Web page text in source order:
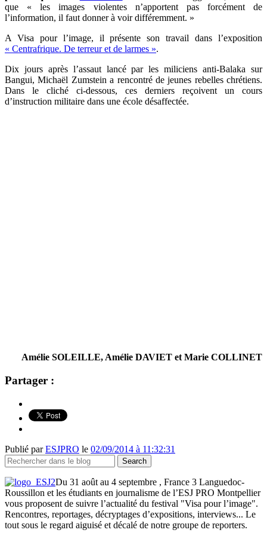
que « les images violentes n’apportent pas forcément de
l’information, il faut donner à voir différemment. »
A Visa pour l’image, il présente son travail dans l’exposition
« Centrafrique. De terreur et de larmes ».
Dix jours après l’assaut lancé par les miliciens anti-Balaka sur
Bangui, Michaël Zumstein a rencontré de jeunes rebelles chrétiens.
Dans le cliché ci-dessous, ces derniers reçoivent un cours
d’instruction militaire dans une école désaffectée.
Amélie SOLEILLE, Amélie DAVIET et Marie COLLINET
Partager :
Publié parESJPRO le 02/09/2014 à 11:32:31
Du 31 août au 4 septembre , France 3 Languedoc-
Roussillon et les étudiants en journalisme de l’ESJ PRO Montpellier
vous proposent de suivre l’actualité du festival "Visa pour l’image".
Rencontres, reportages, décryptages d’expositions, interviews... Le
tout sous le regard aiguisé et décalé de notre groupe de reporters.